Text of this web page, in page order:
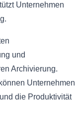
Unternehmen
und
Archivierung.
Unternehmen
die Produktivität